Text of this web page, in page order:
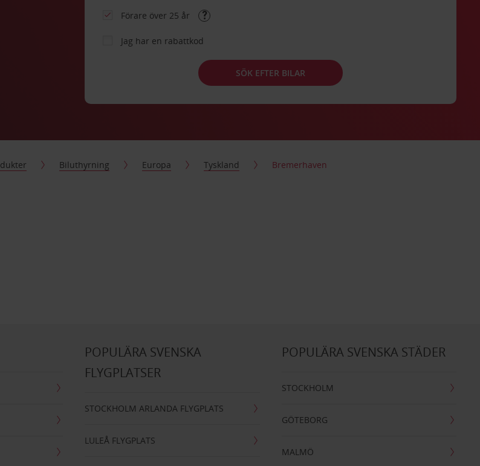
Förare över 25 år
Jag har en rabattkod
SÖK EFTER BILAR
Biluthyrning Europa Tyskland Bremerhaven
POPULÄRA SVENSKA
FLYGPLATSER
STOCKHOLM ARLANDA FLYGPLATS
LULEÅ FLYGPLATS
POPULÄRA SVENSKA STÄDER
STOCKHOLM
GÖTEBORG
MALMÖ